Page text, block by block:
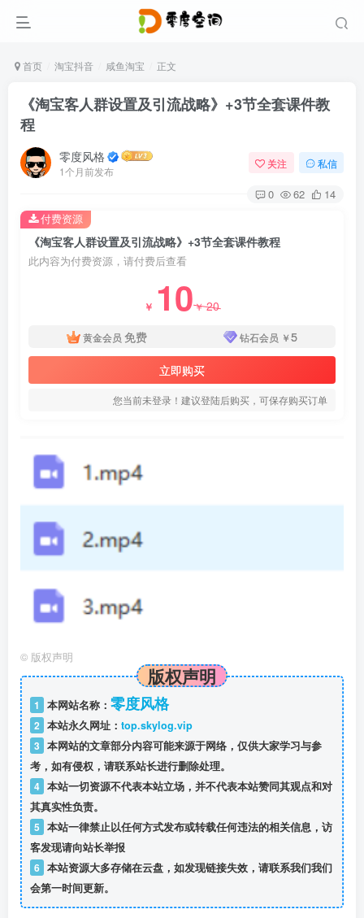
首页 淘宝抖音 咸鱼淘宝 正文
《淘宝客人群设置及引流战略》+3节全套课件教
程
零度风格
1个月前发布
关注 私信
0 62 14
《淘宝客人群设置及引流战略》+3节全套课件教程
此内容为付费资源，请付费后查看
￥ 10￥20
黄金会员 免费 钻石会员 ￥5
立即购买
您当前未登录！建议登陆后购买，可保存购买订单
付费资源
© 版权声明
版权声明
1 本网站名称： 零度风格
2 本站永久网址： top.skylog.vip
3 本网站的文章部分内容可能来源于网络，仅供大家学习与参
考，如有侵权，请联系站长进行删除处理。
4 本站一切资源不代表本站立场，并不代表本站赞同其观点和对
其真实性负责。
5 本站一律禁止以任何方式发布或转载任何违法的相关信息，访
客发现请向站长举报
6 本站资源大多存储在云盘，如发现链接失效，请联系我们我们
会第一时间更新。